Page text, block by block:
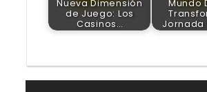
Nueva Dimensión
de Juego: Los
Casinos…
Mundo
Jornada